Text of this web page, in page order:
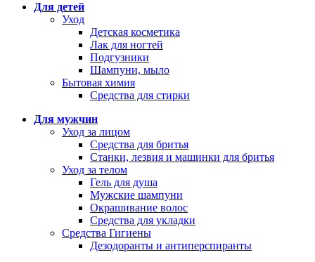
Для детей
Уход
Детская косметика
Лак для ногтей
Подгузники
Шампуни, мыло
Бытовая химия
Средства для стирки
Для мужчин
Уход за лицом
Средства для бритья
Станки, лезвия и машинки для бритья
Уход за телом
Гель для душа
Мужские шампуни
Окрашивание волос
Средства для укладки
Средства Гигиены
Дезодоранты и антиперспиранты